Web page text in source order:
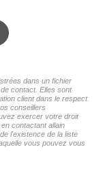
dans un fichier
contact. Elles sont
client dans le respect
conseillers
exercer votre droit
contactant allain
l'existence de la liste
vous pouvez vous